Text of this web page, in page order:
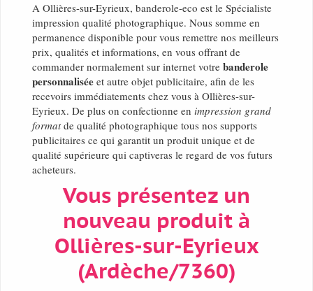
A Ollières-sur-Eyrieux, banderole-eco est le Spécialiste
impression qualité photographique. Nous somme en
permanence disponible pour vous remettre nos meilleurs
prix, qualités et informations, en vous offrant de
commander normalement sur internet votre banderole
personnalisée et autre objet publicitaire, afin de les
recevoirs immédiatements chez vous à Ollières-sur-
Eyrieux. De plus on confectionne en impression grand
formatde qualité photographique tous nos supports
publicitaires ce qui garantit un produit unique et de
qualité supérieure qui captiveras le regard de vos futurs
acheteurs.
Vous présentez un
nouveau produit à
Ollières-sur-Eyrieux
(Ardèche/7360)